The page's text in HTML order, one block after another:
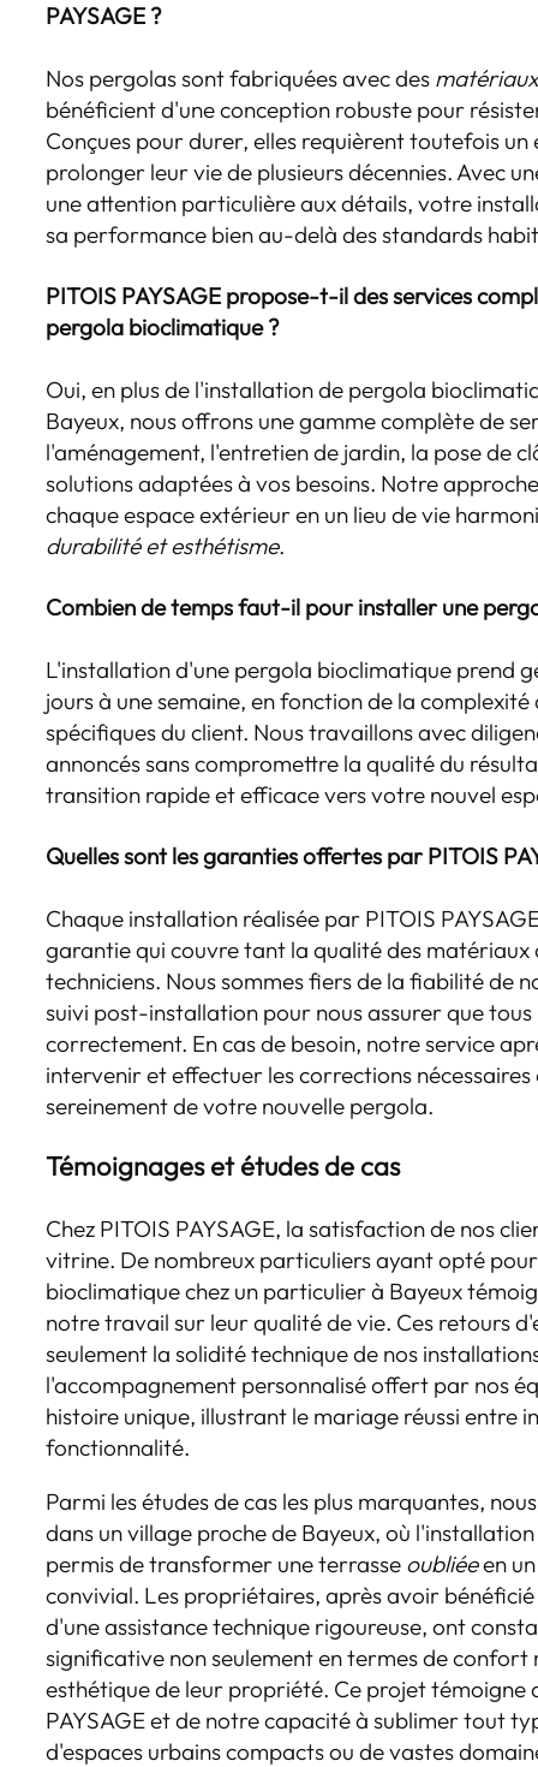
PAYSAGE ?
Nos pergolas sont fabriquées avec des
bénéficient d'une conception robuste pour
Conçues pour durer, elles requièrent toutefois
prolonger leur vie de plusieurs décennies. Avec
une attention particulière aux détails, votre
sa performance bien au-delà des standards
PITOIS PAYSAGE propose-t-il des services
pergola bioclimatique ?
Oui, en plus de l'installation de pergola
Bayeux, nous offrons une gamme complète de
l'aménagement, l'entretien de jardin, la pose de
solutions adaptées à vos besoins. Notre
chaque espace extérieur en un lieu de vie
durabilité et esthétisme.
Combien de temps faut-il pour installer une
L'installation d'une pergola bioclimatique prend
jours à une semaine, en fonction de la
spécifiques du client. Nous travaillons avec
annoncés sans compromettre la qualité du
transition rapide et efficace vers votre nouvel
Quelles sont les garanties offertes par PITOIS
Chaque installation réalisée par PITOIS
garantie qui couvre tant la qualité des
techniciens. Nous sommes fiers de la fiabilité de
suivi post-installation pour nous assurer que
correctement. En cas de besoin, notre service
intervenir et effectuer les corrections
sereinement de votre nouvelle pergola.
Témoignages et études de cas
Chez PITOIS PAYSAGE, la satisfaction de nos
vitrine. De nombreux particuliers ayant opté
bioclimatique chez un particulier à Bayeux
notre travail sur leur qualité de vie. Ces retours
seulement la solidité technique de nos
l'accompagnement personnalisé offert par nos
histoire unique, illustrant le mariage réussi entre
fonctionnalité.
Parmi les études de cas les plus marquantes,
dans un village proche de Bayeux, où
permis de transformer une terrasse oubliéeen
convivial. Les propriétaires, après avoir
d'une assistance technique rigoureuse, ont
significative non seulement en termes de
esthétique de leur propriété. Ce projet témoigne
PAYSAGE et de notre capacité à sublimer tout
d'espaces urbains compacts ou de vastes